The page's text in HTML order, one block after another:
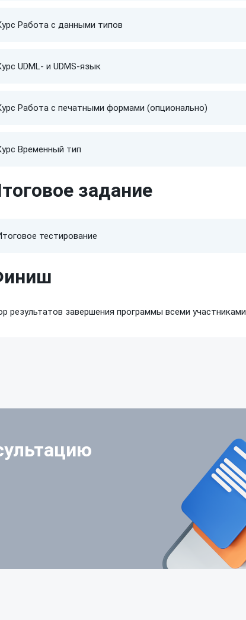
Работа с данными типов
UDML- и UDMS-язык
Работа с печатными формами (опционально)
Временный тип
задание
тестирование
результатов завершения программы всеми участниками